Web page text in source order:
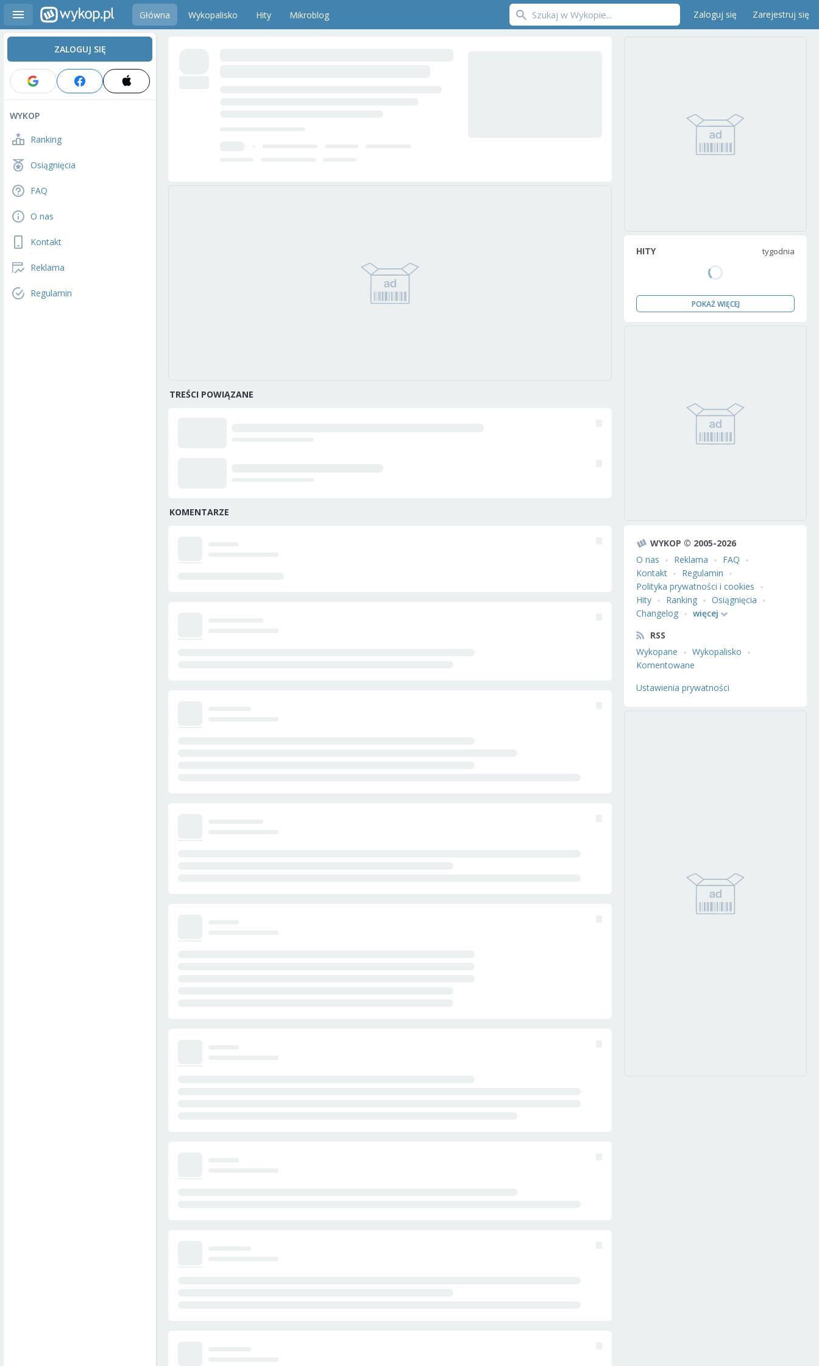
Główna Wykopalisko Hity Mikroblog Zaloguj się Zarejestruj się
ZALOGUJ SIĘ
WYKOP
Ranking
Osiągnięcia
FAQ
O nas
Kontakt
Reklama
Regulamin
TREŚCI POWIĄZANE
KOMENTARZE
HITY tygodnia
POKAŻ WIĘCEJ
WYKOP © 2005-2026
O nas
Reklama
FAQ
Kontakt
Regulamin
Polityka prywatności i cookies
Hity
Ranking
Osiągnięcia
Changelog
więcej
RSS
Wykopane
Wykopalisko
Komentowane
Ustawienia prywatności